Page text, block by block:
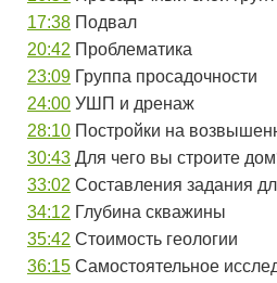
17:38 Подвал
20:42 Проблематика
23:09 Группа просадочности
24:00 УШП и дренаж
28:10 Постройки на
30:43 Для чего вы строите
33:02 Составления задания
34:12 Глубина скважины
35:42 Стоимость геологии
36:15 Самостоятельное